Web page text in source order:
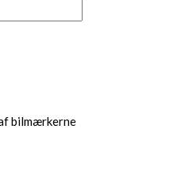
bilmærkerne